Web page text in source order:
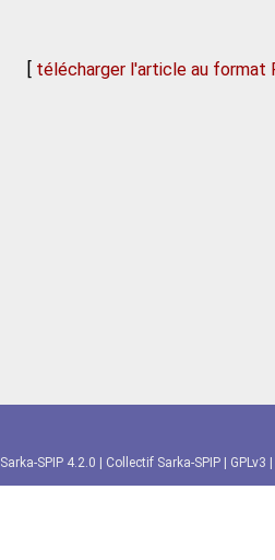
télécharger l'article au format
Sarka-SPIP 4.2.0 Collectif Sarka-SPIP GPLv3